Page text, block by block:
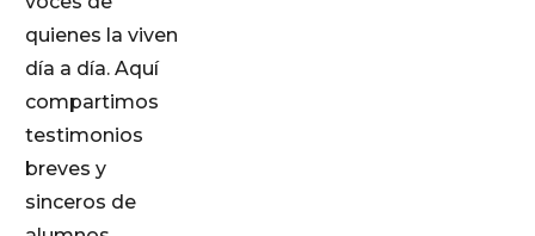
quienes la viven
día a día. Aquí
compartimos
testimonios
breves y
sinceros de